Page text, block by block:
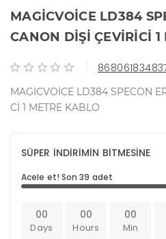
MAGİCVOİCE LD384
CANON DİŞİ ÇEVİRİCİ 1
MAGİCVOİCE LD384 SPECON
Cİ 1 METRE KABLO
SÜPER İNDİRİMİN BİTMESİNE
Acele et! Son 39 adet
00
Days
00
Hours
00
Min